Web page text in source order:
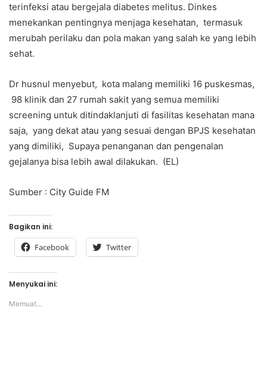
terinfeksi atau bergejala diabetes melitus. Dinkes
menekankan pentingnya menjaga kesehatan, termasuk
merubah perilaku dan pola makan yang salah ke yang lebih
sehat.
Dr husnul menyebut, kota malang memiliki 16 puskesmas,
98 klinik dan 27 rumah sakit yang semua memiliki
screening untuk ditindaklanjuti di fasilitas kesehatan mana
saja, yang dekat atau yang sesuai dengan BPJS kesehatan
yang dimiliki, Supaya penanganan dan pengenalan
gejalanya bisa lebih awal dilakukan. (EL)
Sumber : City Guide FM
Bagikan ini:
Facebook Twitter
Menyukai ini:
Memuat...